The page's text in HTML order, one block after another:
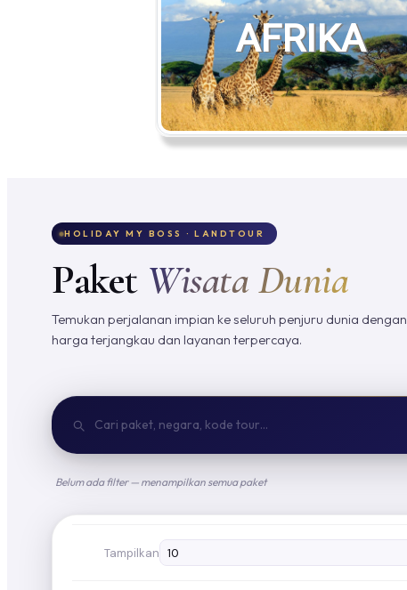
AFRIKA
HOLIDAY MY BOSS · LANDTOUR
Paket Wisata Dunia
Temukan perjalanan impian ke seluruh penjuru dunia dengan
harga terjangkau dan layanan terpercaya.
Belum ada filter — menampilkan semua paket
Tampilkan